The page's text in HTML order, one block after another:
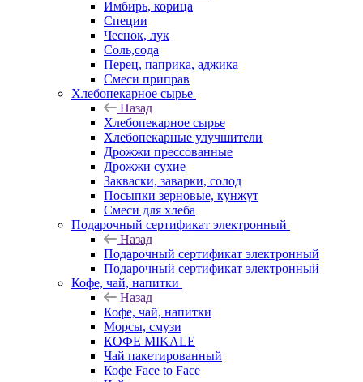
Имбирь, корица
Специи
Чеснок, лук
Соль,сода
Перец, паприка, аджика
Смеси приправ
Хлебопекарное сырье
Назад
Хлебопекарное сырье
Хлебопекарные улучшители
Дрожжи прессованные
Дрожжи сухие
Закваски, заварки, солод
Посыпки зерновые, кунжут
Смеси для хлеба
Подарочный сертификат электронный
Назад
Подарочный сертификат электронный
Подарочный сертификат электронный
Кофе, чай, напитки
Назад
Кофе, чай, напитки
Морсы, смузи
КОФЕ MIKALE
Чай пакетированный
Кофе Face to Face